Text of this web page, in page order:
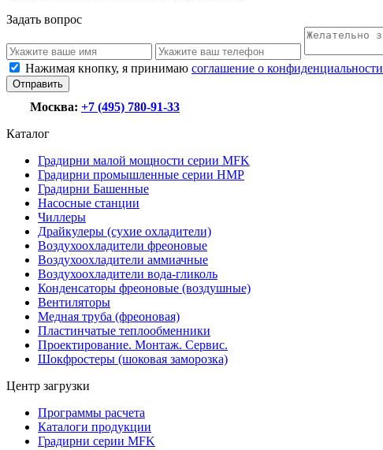
Задать вопрос
Нажимая кнопку, я принимаю соглашение о конфиденциальности
Отправить
Москва: +7 (495) 780-91-33
Каталог
Градирни малой мощности серии MFK
Градирни промышленные серии HMP
Градирни Башенные
Насосные станции
Чиллеры
Драйкулеры (сухие охладители)
Воздухоохладители фреоновые
Воздухоохладители аммиачные
Воздухоохладители вода-гликоль
Конденсаторы фреоновые (воздушные)
Вентиляторы
Медная труба (фреоновая)
Пластинчатые теплообменники
Проектирование. Монтаж. Сервис.
Шокфростеры (шоковая заморозка)
Центр загрузки
Программы расчета
Каталоги продукции
Градирни серии MFK